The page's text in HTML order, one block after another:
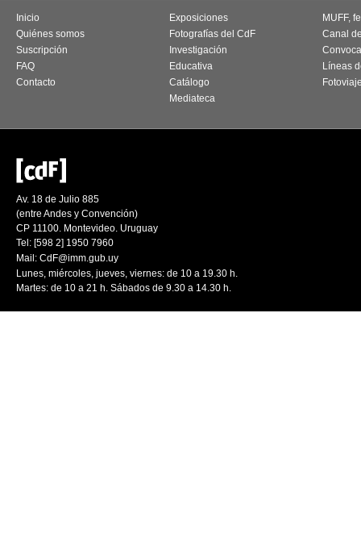
Inicio
Quiénes somos
Suscripción
FAQ
Contacto
Exposiciones
Fotografías del CdF
Investigación
Educativa
Catálogo
Mediateca
MUFF,
Canal
Líneas
Av. 18 de Julio 885
(entre Andes y Convención)
CP 11100. Montevideo. Uruguay
Tel: [598 2] 1950 7960
Mail: CdF@imm.gub.uy
Lunes, miércoles, jueves, viernes: de 10 a 19.30 h.
Martes: de 10 a 21 h. Sábados de 9.30 a 14.30 h.